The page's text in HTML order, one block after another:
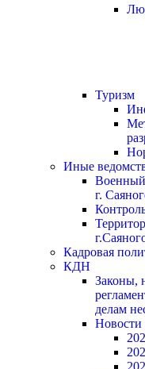
Туризм
Иные
Военный
г.
Кадровая
КДН
Законы,
делам
Новости